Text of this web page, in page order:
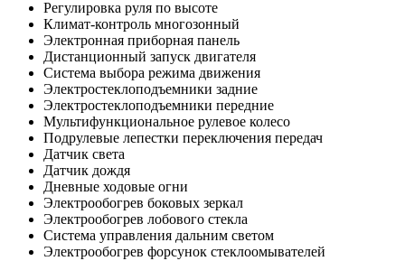
Регулировка руля по высоте
Климат-контроль многозонный
Электронная приборная панель
Дистанционный запуск двигателя
Система выбора режима движения
Электростеклоподъемники задние
Электростеклоподъемники передние
Мультифункциональное рулевое колесо
Подрулевые лепестки переключения передач
Датчик света
Датчик дождя
Дневные ходовые огни
Электрообогрев боковых зеркал
Электрообогрев лобового стекла
Система управления дальним светом
Электрообогрев форсунок стеклоомывателей